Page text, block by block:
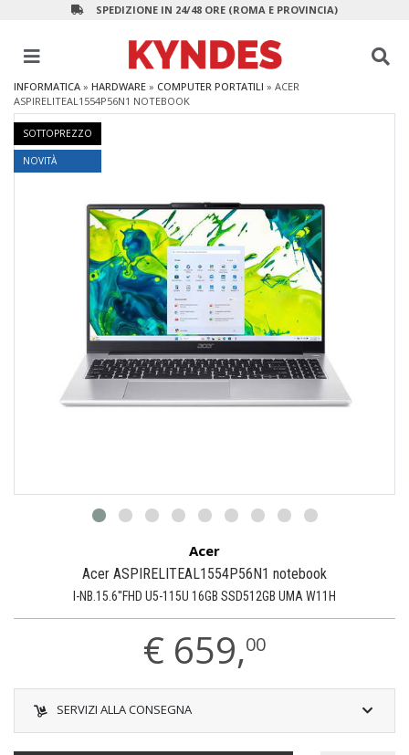
SPEDIZIONE IN 24/48 ORE (ROMA E PROVINCIA)
INFORMATICA » HARDWARE » COMPUTER PORTATILI » ACER
ASPIRELITEAL1554P56N1 NOTEBOOK
SOTTOPREZZO
NOVITÀ
Acer
Acer ASPIRELITEAL1554P56N1 notebook
I-NB.15.6''FHD U5-115U 16GB SSD512GB UMA W11H
€ 659,00
SERVIZI ALLA CONSEGNA